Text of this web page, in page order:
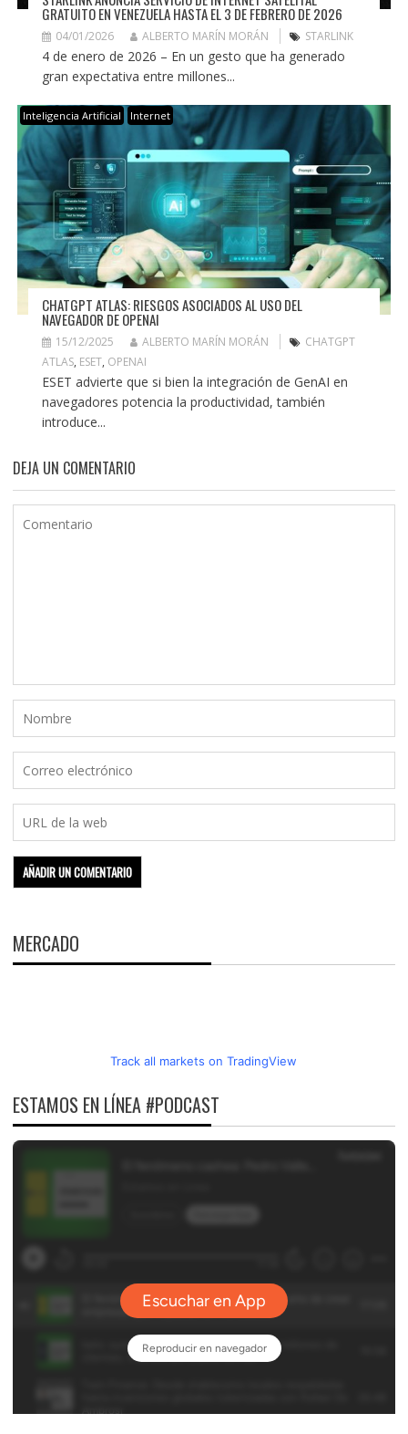
GRATUITO EN VENEZUELA HASTA EL 3 DE FEBRERO DE 2026
04/01/2026 ALBERTO MARÍN MORÁN STARLINK
4 de enero de 2026 – En un gesto que ha generado
gran expectativa entre millones...
Inteligencia Artificial Internet
CHATGPT ATLAS: RIESGOS ASOCIADOS AL USO DEL
NAVEGADOR DE OPENAI
15/12/2025 ALBERTO MARÍN MORÁN
CHATGPT
ATLAS, ESET, OPENAI
ESET advierte que si bien la integración de GenAI en
navegadores potencia la productividad, también
introduce...
DEJA UN COMENTARIO
MERCADO
Track all markets on TradingView
ESTAMOS EN LÍNEA #PODCAST